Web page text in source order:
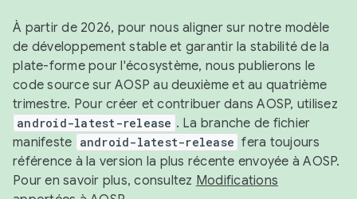
À partir de 2026, pour nous aligner sur notre modèle
de développement stable et garantir la stabilité de la
plate-forme pour l'écosystème, nous publierons le
code source sur AOSP au deuxième et au quatrième
trimestre. Pour créer et contribuer dans AOSP, utilisez
android-latest-release . La branche de fichier
manifeste android-latest-release fera toujours
référence à la version la plus récente envoyée à AOSP.
Pour en savoir plus, consultez Modifications